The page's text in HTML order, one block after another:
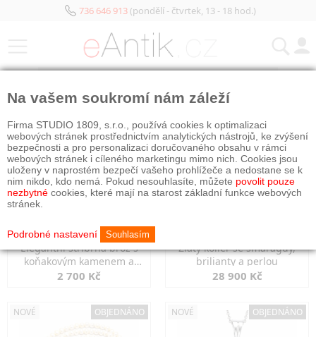
736 646 913(pondělí - čtvrtek, 13 - 18 hod.)
Elegantní stříbrná brož s
koňakovým kamenem a
markazity
2 700 Kč
Zlatý kolier se smaragdy,
brilianty a perlou
28 900 Kč
NOVÉ OBJEDNÁNO NOVÉ OBJEDNÁNO
Na vašem soukromí nám záleží
Firma STUDIO 1809, s.r.o., používá cookies k optimalizaci
webových stránek prostřednictvím analytických nástrojů, ke zvýšení
bezpečnosti a pro personalizaci doručovaného obsahu v rámci
webových stránek i cíleného marketingu mimo nich. Cookies jsou
uloženy v naprostém bezpečí vašeho prohlížeče a nedostane se k
nim nikdo, kdo nemá. Pokud nesouhlasíte, můžete povolit pouze
nezbytné cookies, které mají na starost základní funkce webových
stránek.
Podrobné nastavení Souhlasím